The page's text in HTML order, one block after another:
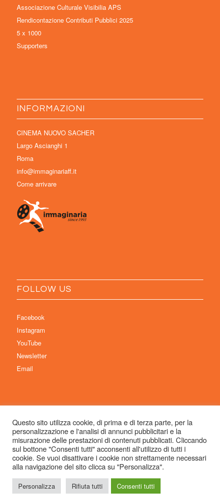
Associazione Culturale Visibilia APS
Rendicontazione Contributi Pubblici 2025
5 x 1000
Supporters
INFORMAZIONI
CINEMA NUOVO SACHER
Largo Ascianghi 1
Roma
info@immaginariaff.it
Come arrivare
FOLLOW US
Facebook
Instagram
YouTube
Newsletter
Email
© Copyright 2026 Immaginaria International Film Festival - Un progetto di:
Associazione Culturale Visibilia APS – Sede legale: Studio Commercialista
Dott.ssa Michela Sabattini, via D’Azeglio 71, 40123 Bologna –
info@immaginariaff.it- Tutti i diritti riservati -Privacy Policy- Site Design:
Simple
Questo sito utilizza cookie, di prima e di terza parte, per la
personalizzazione e l'analisi di annunci pubblicitari e la
misurazione delle prestazioni di contenuti pubblicati. Cliccando
sul bottone "Consenti tutti" acconsenti all'utilizzo di tutti i
cookie. Se vuoi disattivare i cookie non strettamente necessari
alla navigazione del sito clicca su "Personalizza".
Personalizza Rifiuta tutti Consenti tutti